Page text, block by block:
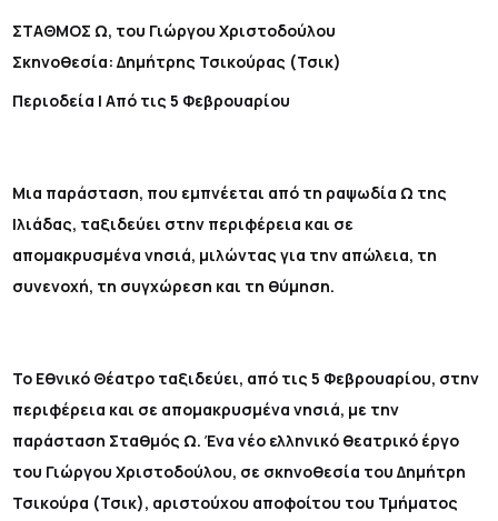
ΣΤΑΘΜΟΣ Ω, του Γιώργου Χριστοδούλου
Σκηνοθεσία: Δημήτρης Τσικούρας (Τσικ)
Περιοδεία | Από τις 5 Φεβρουαρίου
Μια παράσταση, που εμπνέεται από τη ραψωδία Ω της
Ιλιάδας, ταξιδεύει στην περιφέρεια και σε
απομακρυσμένα νησιά, μιλώντας για την απώλεια, τη
συνενοχή, τη συγχώρεση και τη θύμηση.
Το Εθνικό Θέατρο ταξιδεύει, από τις 5 Φεβρουαρίου, στην
περιφέρεια και σε απομακρυσμένα νησιά, με την
παράσταση Σταθμός Ω. Ένα νέο ελληνικό θεατρικό έργο
του Γιώργου Χριστοδούλου, σε σκηνοθεσία του Δημήτρη
Τσικούρα (Τσικ), αριστούχου αποφοίτου του Τμήματος